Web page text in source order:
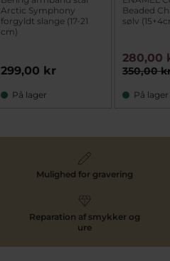
Arctic Symphony
forgyldt slange (17-21
cm)
299,00 kr
På lager
Beaded
sølv
350,00
280,00
På lager
Mulighed for gravering
Reparation af smykker og
ure